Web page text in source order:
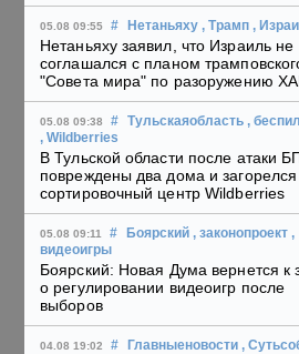
05.08 09:55 # Нетаньяху , Трамп ,
Нетаньяху заявил, что Израиль не
соглашался с планом
"Совета мира" по разоружению
05.08 09:38 # Тульскаяобласть ,
, Wildberries
В Тульской области после атаки
повреждены два дома и загорелся
сортировочный центр Wildberries
05.08 09:11 # Боярский , законопроект ,
видеоигры
Боярский: Новая Дума вернется к
о регулировании видеоигр после
выборов
04.08 19:02 # Главныеновости ,